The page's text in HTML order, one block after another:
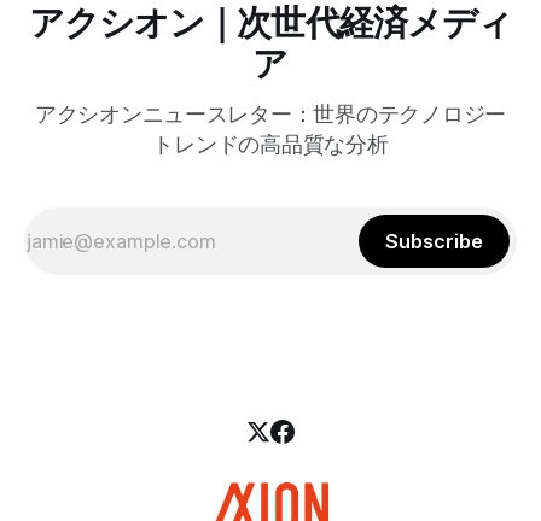
アクシオン｜次世代経済メディ
ア
アクシオンニュースレター：世界のテクノロジー
トレンドの高品質な分析
Subscribe